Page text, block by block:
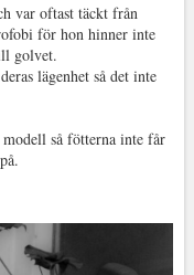
var oftast täckt från
för hon hinner inte
golvet.
lägenhet så det inte
så fötterna inte får